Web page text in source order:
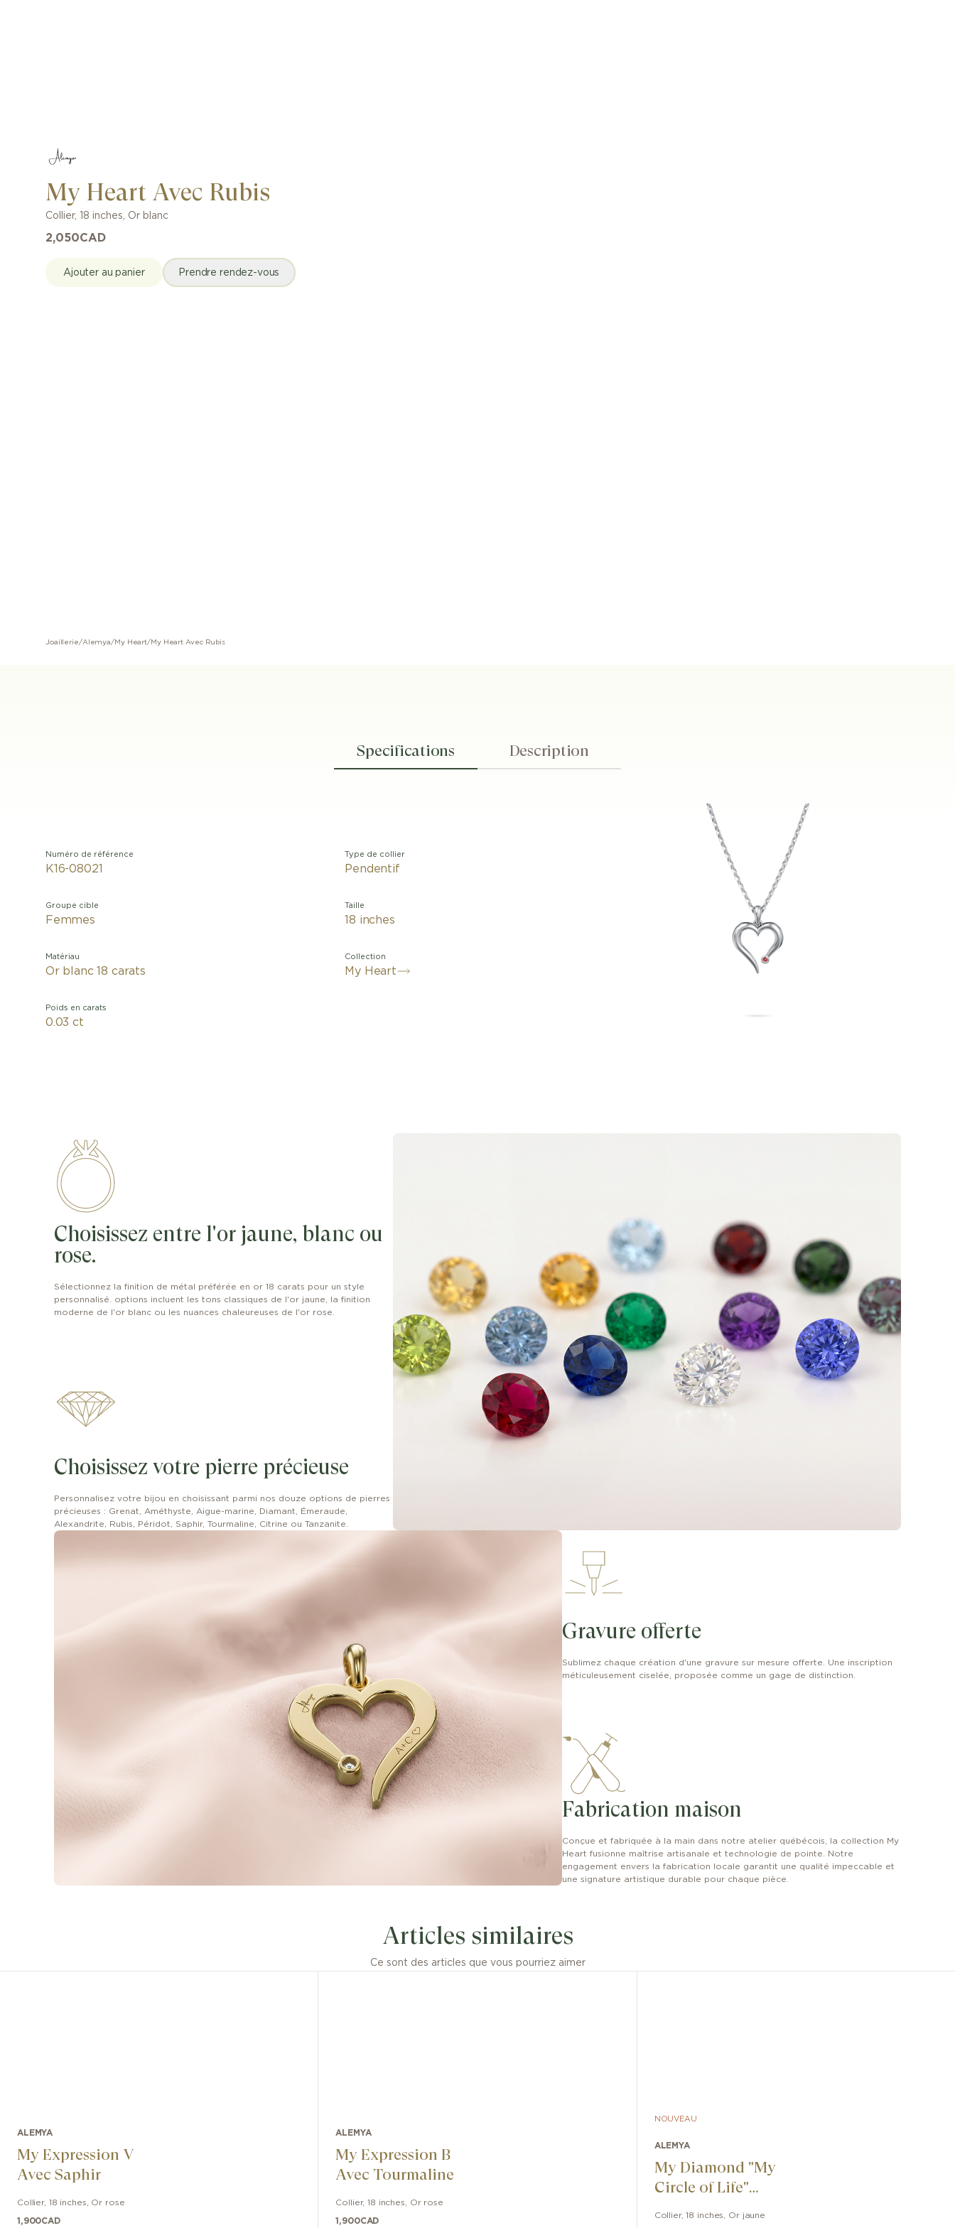
My Heart Avec Rubis
Collier, 18 inches, Or blanc
2,050CAD
Ajouter au panier Prendre rendez-vous
Joaillerie/Alemya/ My Heart/ My Heart Avec Rubis
Specifications Description
Numéro de référence
K16-08021
Groupe cible
Femmes
Matériau
Or blanc 18 carats
Poids en carats
0.03 ct
Type de collier
Pendentif
Taille
18 inches
Collection
My Heart
Choisissez entre l'or jaune, blanc ou
rose.
Sélectionnez la finition de métal préférée en or 18 carats pour un style
personnalisé. options incluent les tons classiques de l'or jaune, la finition
moderne de l'or blanc ou les nuances chaleureuses de l'or rose.
Choisissez votre pierre précieuse
Personnalisez votre bijou en choisissant parmi nos douze options de pierres
précieuses : Grenat, Améthyste, Aigue-marine, Diamant, Émeraude,
Alexandrite, Rubis, Péridot, Saphir, Tourmaline, Citrine ou Tanzanite.
Gravure offerte
Sublimez chaque création d'une gravure sur mesure offerte. Une inscription
méticuleusement ciselée, proposée comme un gage de distinction.
Fabrication maison
Conçue et fabriquée à la main dans notre atelier québécois, la collection My
Heart fusionne maîtrise artisanale et technologie de pointe. Notre
engagement envers la fabrication locale garantit une qualité impeccable et
une signature artistique durable pour chaque pièce.
Articles similaires
Ce sont des articles que vous pourriez aimer
ALEMYA
My Expression V
Avec Saphir
Collier, 18 inches Or rose
1,900CAD
ALEMYA
My Expression B
Avec Tourmaline
Collier,18 inches Or rose
1,900CAD
NOUVEAU
ALEMYA
My Diamond "My
Circle of Life"
Collier,18 inches Or jaune